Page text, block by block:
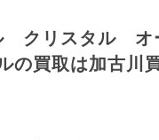
クリスタル
の買取は加古川